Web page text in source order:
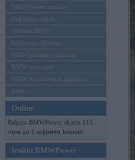
BMWPower aktuāli
Reklāmas raksti
Mēneša BMW
Sērijveida tūnings
BMW pasaules jaunumi
BMW koncepti
BMW konkurentu jaunumi
Moto
Online
Pašreiz BMWPower skatās 115
viesi un 1 reģistrēti lietotāji.
Ienākt BMWPower